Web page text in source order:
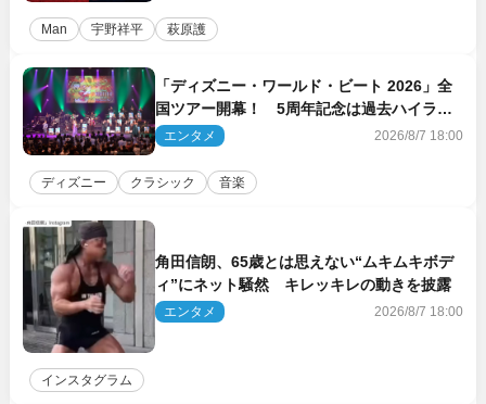
Man 宇野祥平 萩原護
「ディズニー・ワールド・ビート 2026」全
国ツアー開幕！ 5周年記念は過去ハイライ
ト＆クルーズ旅を大満喫！【潜入レポート】
エンタメ 2026/8/7 18:00
ディズニー クラシック 音楽
角田信朗、65歳とは思えない“ムキムキボデ
ィ”にネット騒然 キレッキレの動きを披露
エンタメ 2026/8/7 18:00
インスタグラム